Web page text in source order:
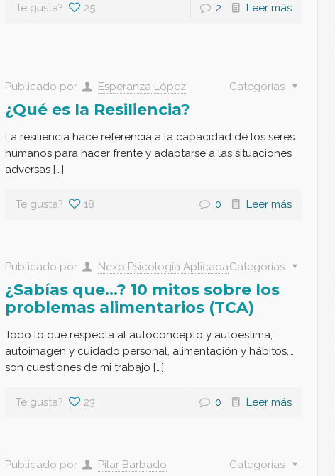
Te gusta? 25 2 Leer más
Publicado por Esperanza López Categorías
¿Qué es la Resiliencia?
La resiliencia hace referencia a la capacidad de los seres
humanos para hacer frente y adaptarse a las situaciones
adversas […]
Te gusta? 18 0 Leer más
Publicado por Nexo Psicología AplicadaCategorías
¿Sabías que…? 10 mitos sobre los
problemas alimentarios (TCA)
Todo lo que respecta al autoconcepto y autoestima,
autoimagen y cuidado personal, alimentación y hábitos,…
son cuestiones de mi trabajo […]
Te gusta? 23 0 Leer más
Publicado por Pilar Barbado Categorías